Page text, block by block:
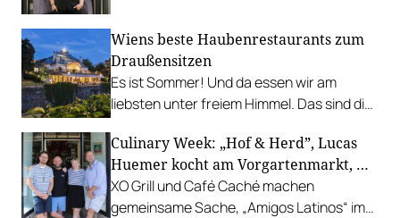
Wiens beste Haubenrestaurants zum
Draußensitzen
Es ist Sommer! Und da essen wir am
liebsten unter freiem Himmel. Das sind die
Gastgarten.
Culinary Week: „Hof & Herd”, Lucas
Huemer kocht am Vorgartenmarkt, …
XO Grill und Café Caché machen
gemeinsame Sache, „Amigos Latinos“ im